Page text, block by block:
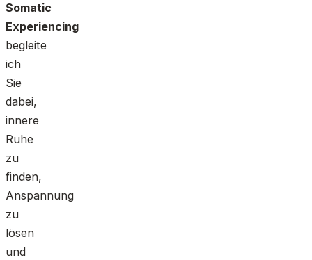
Somatic
Experiencing
begleite
ich
Sie
dabei,
innere
Ruhe
zu
finden,
Anspannung
zu
lösen
und